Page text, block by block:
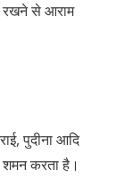
रखने से आराम
पुदीना आदि
शमन करता है।